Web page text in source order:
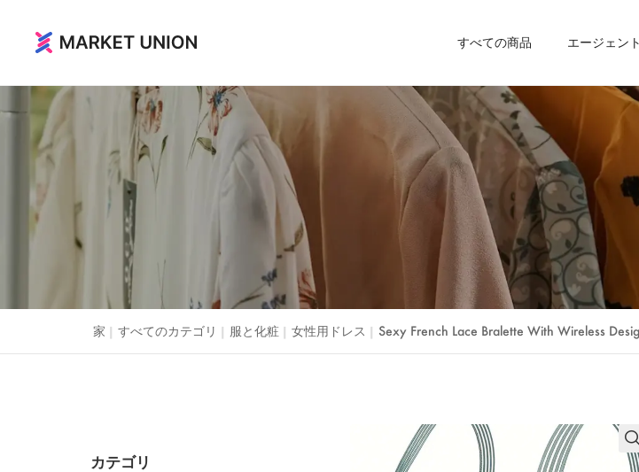
すべての商品
イベントとパーティー用品
家庭用クリーニングとパーソナルケア
バスルーム
芸術、工芸、縫製
ホーム＆ガーデン
フェスティバルとパーティー用品
時計とジュエリー
おもちゃと趣味
荷物、バッグ、ケース
エージェン
イーワ市場
イーワについ
広州市場
汕頭市場
その他
マーケット
マーケット
お客様のレビ
調達ガイド
イーワガイド
ブログ
ニュース
FAQ
家 | すべてのカテゴリ | 服と化粧 | 女性用ドレス | Sexy French Lace Bralette With Wireless
カテゴリ